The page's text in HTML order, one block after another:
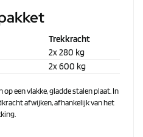
Trekkracht
2x 280 kg
2x 600 kg
een vlakke, gladde stalen plaat. In
afwijken, afhankelijk van het